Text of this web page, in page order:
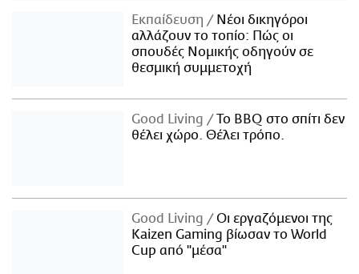
Εκπαίδευση
Νέοι δικηγόροι
αλλάζουν το τοπίο: Πώς οι
σπουδές Νομικής οδηγούν σε
θεσμική συμμετοχή
Good Living
Το BBQ στο σπίτι δεν
θέλει χώρο. Θέλει τρόπο.
Good Living
Οι εργαζόμενοι της
Kaizen Gaming βίωσαν το World
Cup από "μέσα"